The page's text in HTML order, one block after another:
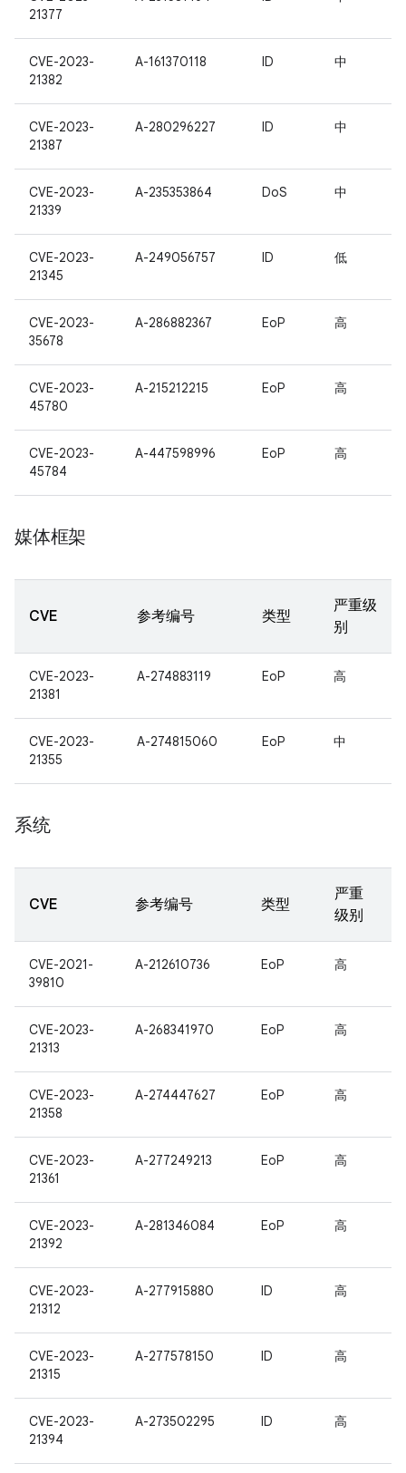
21377
CVE-2023-
21382
A-161370118 ID 中
CVE-2023-
21387
A-280296227 ID 中
CVE-2023-
21339
A-235353864 DoS 中
CVE-2023-
21345
A-249056757 ID 低
CVE-2023-
35678
A-286882367 EoP 高
CVE-2023-
45780
A-215212215 EoP 高
CVE-2023-
45784
A-447598996 EoP 高
媒体框架
CVE 参考编号 类型
严重级
别
CVE-2023-
21381
A-274883119 EoP 高
CVE-2023-
21355
A-274815060 EoP 中
系统
CVE 参考编号 类型
严重
级别
CVE-2021-
39810
A-212610736 EoP 高
CVE-2023-
21313
A-268341970 EoP 高
CVE-2023-
21358
A-274447627 EoP 高
CVE-2023-
21361
A-277249213 EoP 高
CVE-2023-
21392
A-281346084 EoP 高
CVE-2023-
21312
A-277915880 ID 高
CVE-2023-
21315
A-277578150 ID 高
CVE-2023-
21394
A-273502295 ID 高